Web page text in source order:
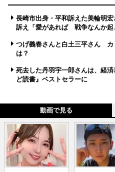
長崎市出身・平和訴えた美輪明
訴え「愛があれば 戦争なんか起
つげ義春さんと白土三平さん カ
は？
死去した丹羽宇一郎さんは、経
ど読書』ベストセラーに
動画で見る